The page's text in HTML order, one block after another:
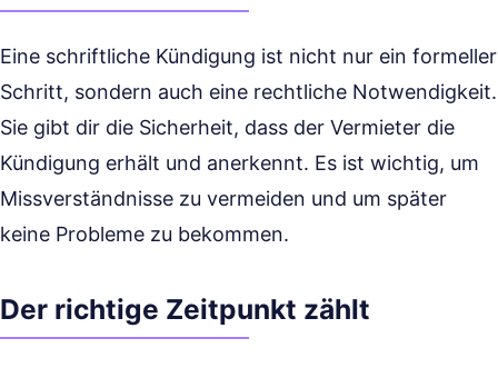
Eine schriftliche Kündigung ist nicht nur ein formeller
Schritt, sondern auch eine rechtliche Notwendigkeit.
Sie gibt dir die Sicherheit, dass der Vermieter die
Kündigung erhält und anerkennt. Es ist wichtig, um
Missverständnisse zu vermeiden und um später
keine Probleme zu bekommen.
Der richtige Zeitpunkt zählt